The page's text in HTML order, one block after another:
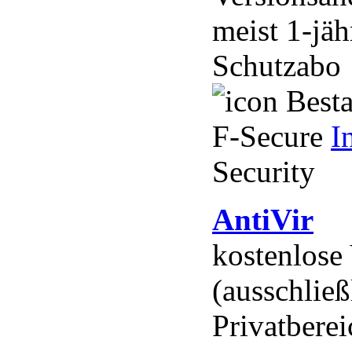
meist 1-
Schutzabo
F-Secure
Security
AntiVir
kostenlose